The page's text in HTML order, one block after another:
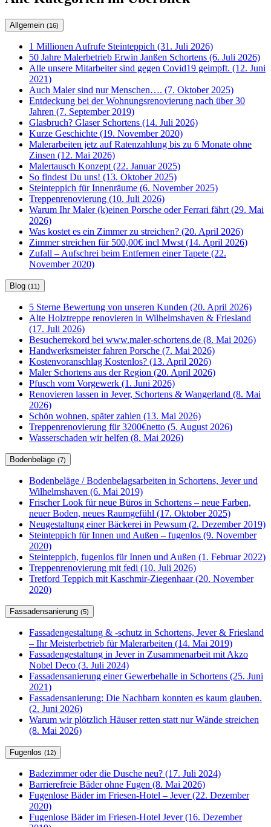
Allgemein (16)
1 Millionen Aufrufe Steinteppich (31. Juli 2026)
50 Jahre Malerbetrieb Erwin Janßen Schortens (6. Juli 2026)
Alle unsere Mitarbeiter sind gegen Covid19 geimpft. (12. Juni
2021)
Auch Maler sind nur Menschen…. (7. Oktober 2025)
Entdeckung bei der Wohnungsrenovierung nach über 30
Jahren (7. September 2019)
Glasbruch? Glaser Schortens (14. Juli 2026)
Kurze Geschichte (19. November 2020)
Malerarbeiten jetz auf Ratenzahlung bis zu 6 Monate ohne
Zinsen (12. Mai 2026)
Malertausch Konzept (22. Januar 2025)
So findest Du uns! (13. Oktober 2025)
Steinteppich für Innenräume (6. November 2025)
Treppenrenovierung (10. Juli 2026)
Warum Ihr Maler (k)einen Porsche oder Ferrari fährt (29. Mai
2026)
Was kostet es ein Zimmer zu streichen? (20. April 2026)
Zimmer streichen für 500,00€ incl Mwst (14. April 2026)
Zufall – Aufschrei beim Entfernen einer Tapete (22.
November 2020)
Blog (11)
5 Sterne Bewertung von unseren Kunden (20. April 2026)
Alte Holztreppe renovieren in Wilhelmshaven & Friesland
(17. Juli 2026)
Besucherrekord bei www.maler-schortens.de (8. Mai 2026)
Handwerksmeister fahren Porsche (7. Mai 2026)
Kostenvoranschlag Kostenlos? (13. April 2026)
Maler Schortens aus der Region (20. April 2026)
Pfusch vom Vorgewerk (1. Juni 2026)
Renovieren lassen in Jever, Schortens & Wangerland (8. Mai
2026)
Schön wohnen, später zahlen (13. Mai 2026)
Treppenrenovierung für 3200€netto (5. August 2026)
Wasserschaden wir helfen (8. Mai 2026)
Bodenbeläge (7)
Bodenbeläge / Bodenbelagsarbeiten in Schortens, Jever und
Wilhelmshaven (6. Mai 2019)
Frischer Look für neue Büros in Schortens – neue Farben,
neuer Boden, neues Raumgefühl (17. Oktober 2025)
Neugestaltung einer Bäckerei in Pewsum (2. Dezember 2019)
Steinteppich für Innen und Außen – fugenlos (9. November
2020)
Steinteppich, fugenlos für Innen und Außen (1. Februar 2022)
Treppenrenovierung mit fedi (10. Juli 2026)
Tretford Teppich mit Kaschmir-Ziegenhaar (20. November
2020)
Fassadensanierung (5)
Fassadengestaltung & -schutz in Schortens, Jever & Friesland
– Ihr Meisterbetrieb für Malerarbeiten (14. Mai 2019)
Fassadengestaltung in Jever in Zusammenarbeit mit Akzo
Nobel Deco (3. Juli 2024)
Fassadensanierung einer Gewerbehalle in Schortens (25. Juni
2021)
Fassadensanierung: Die Nachbarn konnten es kaum glauben.
(2. Juni 2026)
Warum wir plötzlich Häuser retten statt nur Wände streichen
(8. Mai 2026)
Fugenlos (12)
Badezimmer oder die Dusche neu? (17. Juli 2024)
Barrierefreie Bäder ohne Fugen (8. Mai 2026)
Fugenlose Bäder im Friesen-Hotel – Jever (22. Dezember
2020)
Fugenlose Bäder im Friesen-Hotel Jever (16. Dezember